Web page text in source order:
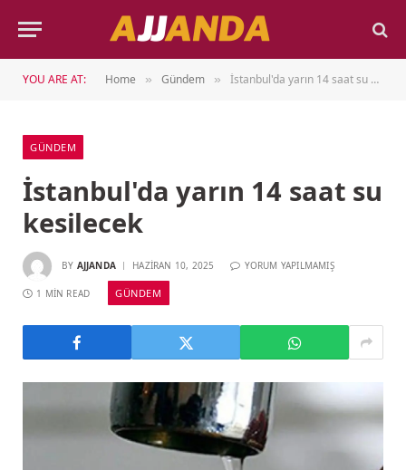
YOU ARE AT: Home » Gündem » İstanbul'da yarın 14 saat su kesilecek
GÜNDEM
İstanbul'da yarın 14 saat su
kesilecek
BY AJJANDA HAZIRAN 10, 2025 YORUM YAPILMAMIŞ
1 MIN READ GÜNDEM